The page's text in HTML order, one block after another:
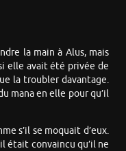
la main à Alus, mais
elle avait été privée de
la troubler davantage.
mana en elle pour qu’il
s’il se moquait d’eux.
était convaincu qu’il ne